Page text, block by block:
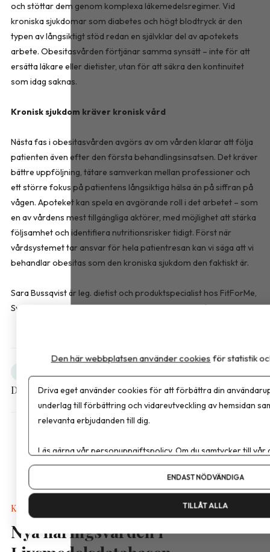
och stöttar dem genom komplexa läkemedelsregimer. Vid
kroniska sjukdomar som diabetes och högt blodtryck är den
typen av långsiktigt stöd redan en självklar del av apotekets
arbete. Obesitasvården förtjänar samma synsätt – inte för att
ersätta läkare eller dietister, utan för att säkra den kontinuitet
som idag saknas.
Kronisk sjukdom kräver kronisk vård
Nästa fas i obesitasvården avgörs av om vården klarar att följa
patienten även efter den första behandlingsinsatsen. Det kräver
bättre uppföljning, tätare samverkan mellan professioner och
ett större fokus på patientens långsiktiga hälsa än på siffran på
vågen. Apoteket kan spela en avgörande roll i det arbetet – som
en av vårdens mest tillgängliga aktörer, med möjlighet att stärka
följsamhet och identifiera nutritionsrisker tidigt. Först när
vårdsystemet tar ansvar för hela patientresan kan vi säga att vi
behandlar obesitas som den kroniska sjukdom den faktiskt är.
Sara Bussqvist är leg. dietist och produktspecialist hos FitForMe,
Sverige som erbjuder kosttillskott inom överviktsvård.
Dela artikeln
Kalkyler & Verktyg
Nya näringsvärden i
Den här webbplatsen använder cookies för statistik
Driva eget använder cookies för att förbättra din
underlag till förbättring och vidareutveckling av hemsidan
relevanta erbjudanden till dig.
Läs gärna vårpersonuppgiftspolicy. Om du samtycker till vår
Om du vill ändra ditt val i efterhand hittar du den möjligheten
ENDAST NÖDVÄNDIGA
TILLÅT ALLA